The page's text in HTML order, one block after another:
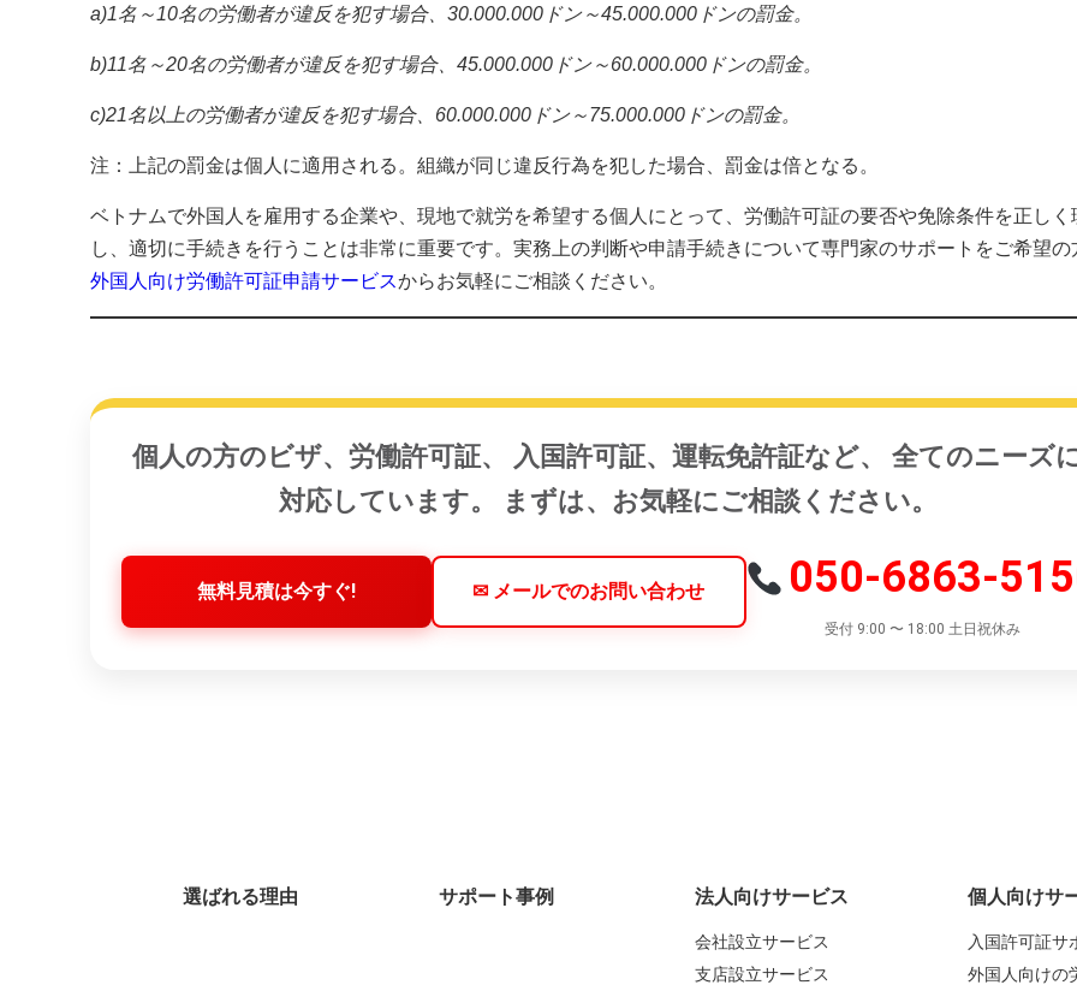
a)1名～10名の労働者が違反を犯す場合、30.000.000ドン～45.000.000ドンの罰金。
b)11名～20名の労働者が違反を犯す場合、45.000.000ドン～60.000.000ドンの罰金。
c)21名以上の労働者が違反を犯す場合、60.000.000ドン～75.000.000ドンの罰金。
注：上記の罰金は個人に適用される。組織が同じ違反行為を犯した場合、罰金は倍となる。
ベトナムで外国人を雇用する企業や、現地で就労を希望する個人にとって、労働許可証の要否や免除条件を正しく
し、適切に手続きを行うことは非常に重要です。実務上の判断や申請手続きについて専門家のサポートをご希望の
外国人向け労働許可証申請サービスからお気軽にご相談ください。
個人の方のビザ、労働許可証、 入国許可証、運転免許証など、 全てのニーズ
対応しています。 まずは、お気軽にご相談ください。
無料見積は今すぐ! ✉ メールでのお問い合わせ 050-6863-
受付 9:00 〜 18:00 土日祝休み
選ばれる理由 サポート事例 法人向けサービス
会社設立サービス
支店設立サービス
個人向けサ
入国許可証サ
外国人向けの